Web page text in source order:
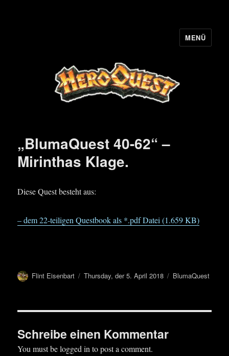
MENÜ
„BlumaQuest 40-62“ –
Mirinthas Klage.
Diese Quest besteht aus:
– dem 22-teiligen Questbook als *.pdf Datei (1.659 KB)
Autor
Flint Eisenbart
Veröffentlicht
Thursday, der 5. April 2018 Kategorien
BlumaQuest
Schreibe einen Kommentar
You must be logged in to post a comment.